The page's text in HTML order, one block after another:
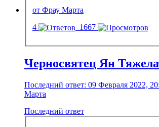
от Фрау Марта
4
1667
Черносвятец Ян
Последний ответ: 09 Февраля 2022,
Марта
Последний ответ